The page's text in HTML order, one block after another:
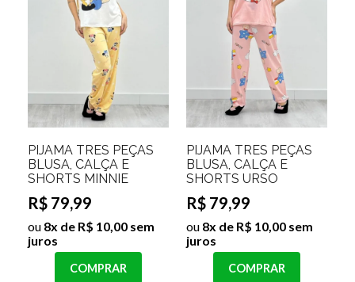
PIJAMA TRES PEÇAS
BLUSA, CALÇA E
SHORTS MINNIE
R$ 79,99
ou 8x de R$ 10,00 sem
juros
COMPRAR
PIJAMA TRES PEÇAS
BLUSA, CALÇA E
SHORTS URSO
R$ 79,99
ou 8x de R$ 10,00 sem
juros
COMPRAR